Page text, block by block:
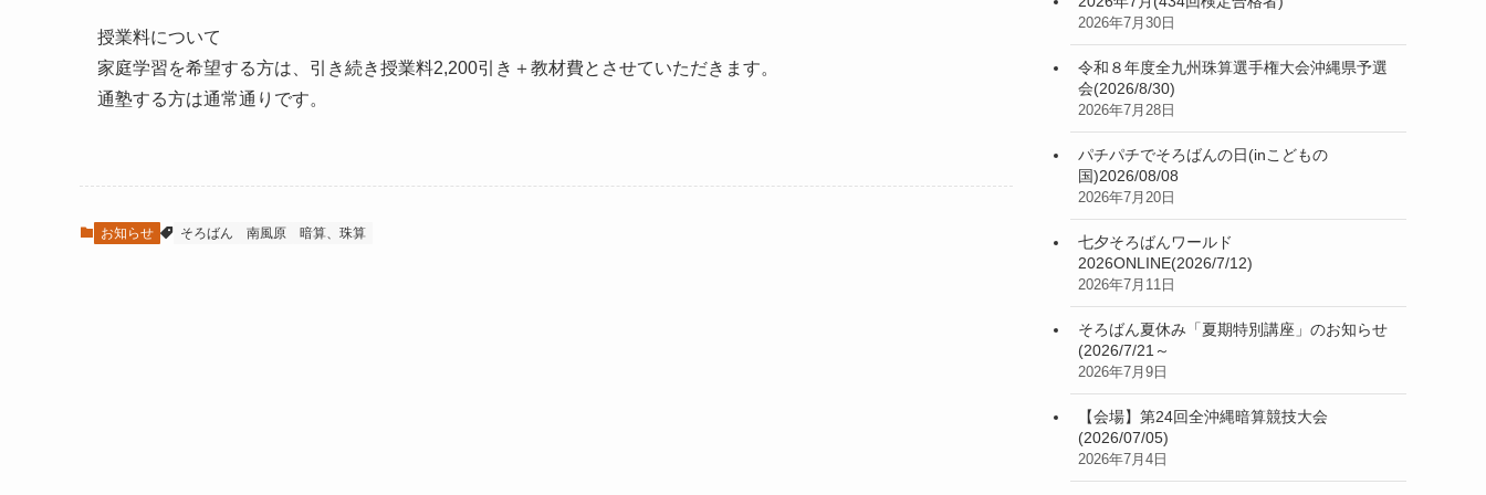
授業料について
家庭学習を希望する方は、引き続き授業料2,200引き＋教材費とさせていただきます。
通塾する方は通常通りです。
お知らせ そろばん 南風原 暗算、珠算
2026年7月30日
令和８年度全九州珠算選手権大会沖縄県予選
会(2026/8/30)
2026年7月28日
パチパチでそろばんの日(inこどもの
国)2026/08/08
2026年7月20日
七夕そろばんワールド
2026ONLINE(2026/7/12)
2026年7月11日
そろばん夏休み「夏期特別講座」のお知らせ
(2026/7/21～
2026年7月9日
【会場】第24回全沖縄暗算競技大会
(2026/07/05)
2026年7月4日